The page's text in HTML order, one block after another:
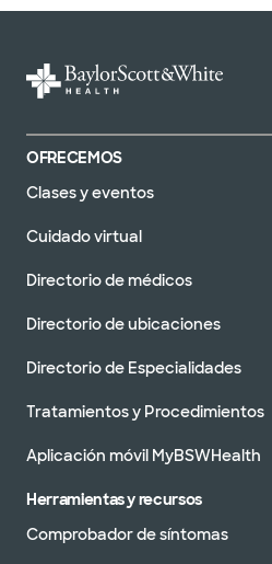
OFRECEMOS
Clases y eventos
Cuidado virtual
Directorio de médicos
Directorio de ubicaciones
Directorio de Especialidades
Tratamientos y Procedimientos
Aplicación móvil MyBSWHealth
Herramientas y recursos
Comprobador de síntomas